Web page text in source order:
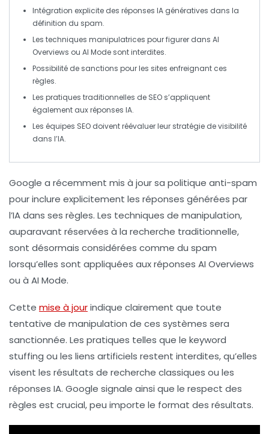
Intégration explicite des réponses IA génératives dans la
définition du spam.
Les techniques manipulatrices pour figurer dans AI
Overviews ou AI Mode sont interdites.
Possibilité de sanctions pour les sites enfreignant ces
règles.
Les pratiques traditionnelles de SEO s’appliquent
également aux réponses IA.
Les équipes SEO doivent réévaluer leur stratégie devisibilité
dans l’IA.
Google a récemment mis à joursa politique anti-spam
pour inclure explicitement les réponses générées par
l’IAdans ses règles. Les techniques de manipulation,
auparavant réservées à la recherche traditionnelle,
sont désormais considérées comme du spam
lorsqu’elles sont appliquées auxréponses AI Overviews
ou à AI Mode.
Cette mise à jourindique clairement que toute
tentative de manipulation de ces systèmes sera
sanctionnée. Les pratiques telles que le keyword
stuffing ou les liens artificiels restent interdites, qu’elles
visent les résultats de recherche classiques ou les
réponses IA. Google signale ainsi que le respect des
règles est crucial, peu importe le format des résultats.